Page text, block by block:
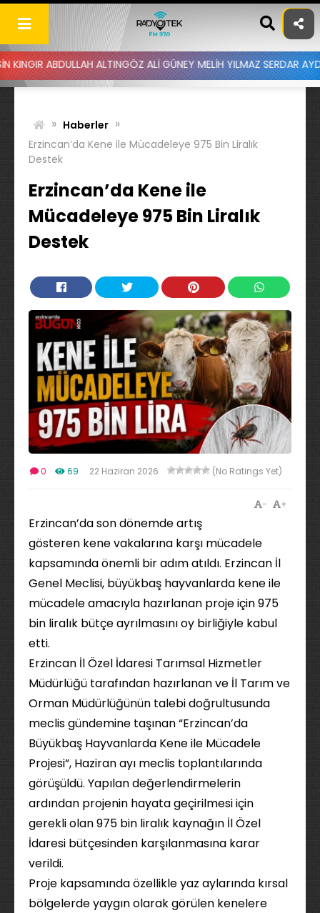
Skip
content
ALTINGÖZ ALİ GÜNEY MELİH YILMAZ SERDAR AYDIN
» Haberler »
Erzincan’da Kene ile Mücadeleye 975 Bin Liralık
Destek
Erzincan’da Kene ile
Mücadeleye 975 Bin Liralık
Destek
0 69 22 Haziran 2026 (No Ratings Yet)
+
-
Erzincan’da son dönemde artış
gösteren kene vakalarına karşı mücadele
kapsamında önemli bir adım atıldı. Erzincan İl
Genel Meclisi, büyükbaş hayvanlarda kene ile
mücadele amacıyla hazırlanan proje için 975
bin liralık bütçe ayrılmasını oy birliğiyle kabul
etti.
Erzincan İl Özel İdaresi Tarımsal Hizmetler
Müdürlüğü tarafından hazırlanan ve İl Tarım ve
Orman Müdürlüğünün talebi doğrultusunda
meclis gündemine taşınan “Erzincan’da
Büyükbaş Hayvanlarda Kene ile Mücadele
Projesi”, Haziran ayı meclis toplantılarında
görüşüldü. Yapılan değerlendirmelerin
ardından projenin hayata geçirilmesi için
gerekli olan 975 bin liralık kaynağın İl Özel
İdaresi bütçesinden karşılanmasına karar
verildi.
Proje kapsamında özellikle yaz aylarında kırsal
bölgelerde yaygın olarak görülen kenelere